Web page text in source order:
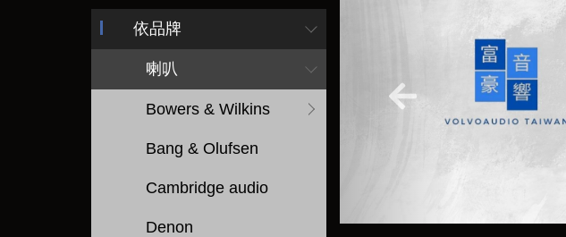
依品牌
喇叭
Bowers & Wilkins
Bang & Olufsen
Cambridge audio
Denon